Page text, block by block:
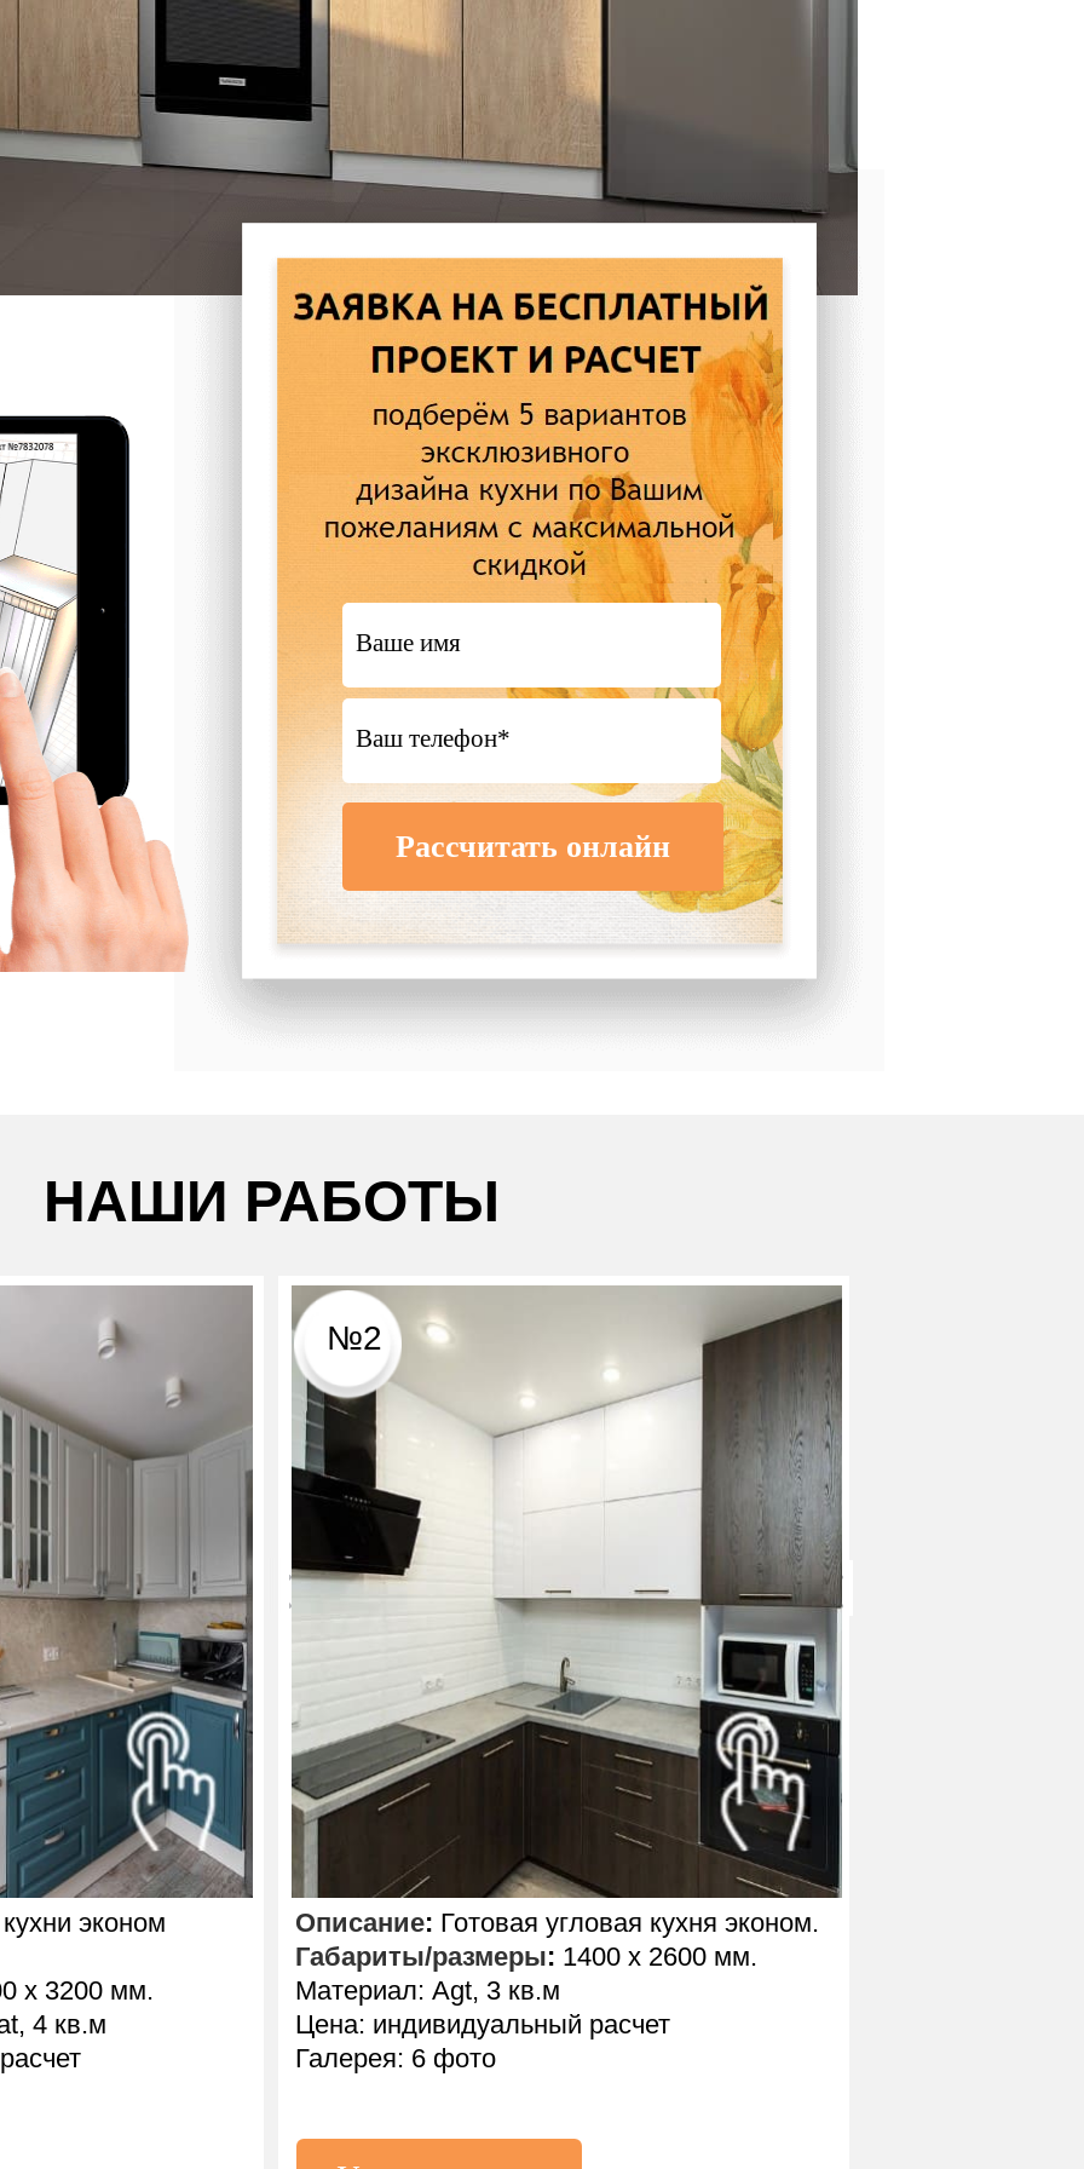
НАШИ РАБОТЫ
Рассчитать онлайн
эконом
х 3200 мм.
4 кв.м
№2
Описание: Готовая угловая кухня эконом.
Габариты/размеры: 1400 х 2600 мм.
Материал: Agt, 3 кв.м
Цена: индивидуальный расчет
Галерея: 6 фото